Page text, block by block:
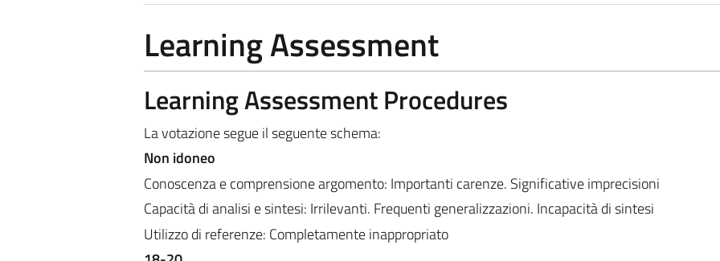
Learning Assessment
Learning Assessment Procedures
La votazione segue il seguente schema:
Non idoneo
Conoscenza e comprensione argomento: Importanti carenze. Significative imprecisioni
Capacità di analisi e sintesi: Irrilevanti. Frequenti generalizzazioni. Incapacità di sintesi
Utilizzo di referenze: Completamente inappropriato